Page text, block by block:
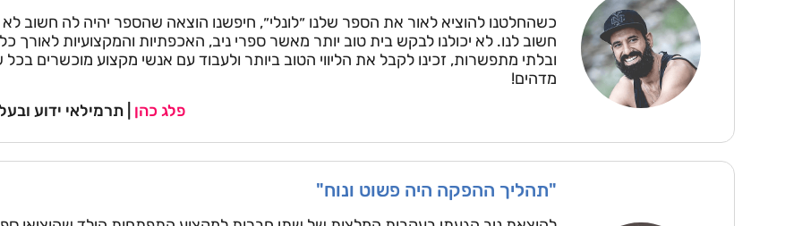
כשהחלטנו להוציא לאור את הספר שלנו ״לונלי״, חיפשנו הוצאה שהספר יהיה לה חשוב
חשוב לנו. לא יכולנו לבקש בית טוב יותר מאשר ספרי ניב, האכפתיות והמקצועיות לאורך
ובלתי מתפשרות, זכינו לקבל את הליווי הטוב ביותר ולעבוד עם אנשי מקצוע מוכשרים
מדהים!
פלג כהן | תרמילאי ידוע
"תהליך ההפקה היה פשוט ונוח"